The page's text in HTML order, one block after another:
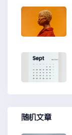
随机文章